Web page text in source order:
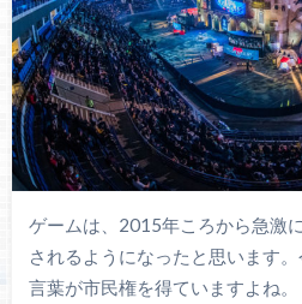
ゲームは、2015年ころから急激
されるようになったと思います
言葉が市民権を得ていますよね